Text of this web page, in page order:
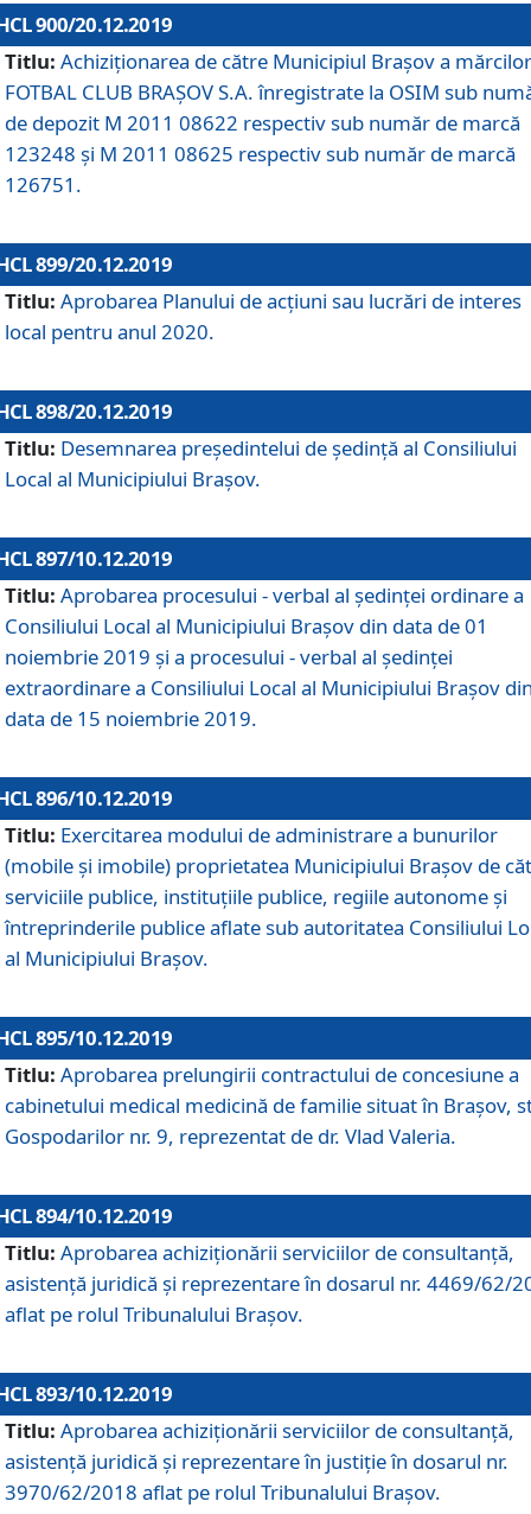
900/20.12.2019
Titlu: Achiziționarea de către Municipiul Brașov a mărcilor
FOTBAL CLUB BRAȘOV S.A. înregistrate la OSIM sub
de depozit M 2011 08622 respectiv sub număr de marcă
123248 și M 2011 08625 respectiv sub număr de marcă
126751.
899/20.12.2019
Titlu: Aprobarea Planului de acţiuni sau lucrări de interes
local pentru anul 2020.
898/20.12.2019
Titlu: Desemnarea preşedintelui de şedinţă al Consiliului
Local al Municipiului Braşov.
897/10.12.2019
Titlu: Aprobarea procesului - verbal al şedinţei ordinare a
Consiliului Local al Municipiului Brașov din data de 01
noiembrie 2019 și a procesului - verbal al ședinței
extraordinare a Consiliului Local al Municipiului Brașov
data de 15 noiembrie 2019.
896/10.12.2019
Titlu: Exercitarea modului de administrare a bunurilor
(mobile și imobile) proprietatea Municipiului Brașov de
serviciile publice, instituțiile publice, regiile autonome și
întreprinderile publice aflate sub autoritatea Consiliului
al Municipiului Brașov.
895/10.12.2019
Titlu: Aprobarea prelungirii contractului de concesiune a
cabinetului medical medicină de familie situat în Braşov,
Gospodarilor nr. 9, reprezentat de dr. Vlad Valeria.
894/10.12.2019
Titlu: Aprobarea achiziţionării serviciilor de consultanţă,
asistenţă juridică şi reprezentare în dosarul nr. 4469/62/
aflat pe rolul Tribunalului Braşov.
893/10.12.2019
Titlu: Aprobarea achiziţionării serviciilor de consultanţă,
asistenţă juridică şi reprezentare în justiţie în dosarul nr.
3970/62/2018 aflat pe rolul Tribunalului Braşov.